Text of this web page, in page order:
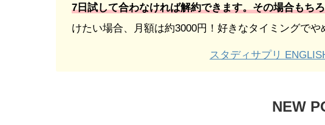
7日試して合わなければ解約できます。その場合もち
けたい場合、月額は約3000円！好きなタイミングでや
スタディサプリ
NEW